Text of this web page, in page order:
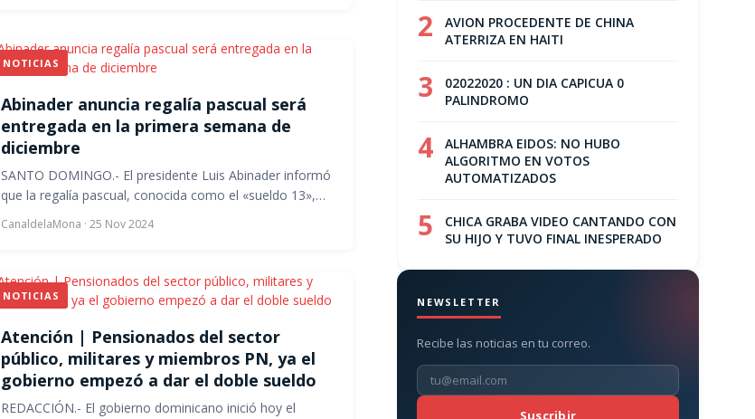
NOTICIAS
Abinader anuncia regalía pascual será
entregada en la primera semana de
diciembre
SANTO DOMINGO.- El presidente Luis Abinader informó
que la regalía pascual, conocida como el «sueldo 13»,…
CanaldelaMona · 25 Nov 2024
NOTICIAS
Atención | Pensionados del sector
público, militares y miembros PN, ya el
gobierno empezó a dar el doble sueldo
REDACCIÓN.- El gobierno dominicano inició hoy el
2
AVION PROCEDENTE DE CHINA
ATERRIZA EN HAITI
3
02022020 : UN DIA CAPICUA 0
PALINDROMO
4
ALHAMBRA EIDOS: NO HUBO
ALGORITMO EN VOTOS
AUTOMATIZADOS
5
CHICA GRABA VIDEO CANTANDO CON
SU HIJO Y TUVO FINAL INESPERADO
NEWSLETTER
Recibe las noticias en tu correo.
Suscribir